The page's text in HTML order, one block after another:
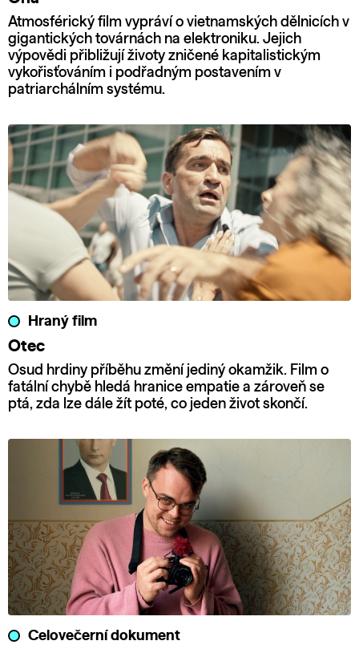
Atmosférický film vypráví o vietnamských dělnicích v
gigantických továrnách na elektroniku. Jejich
výpovědi přibližují životy zničené kapitalistickým
vykořisťováním i podřadným postavením v
patriarchálním systému.
Hraný film
Otec
Osud hrdiny příběhu změní jediný okamžik. Film o
fatální chybě hledá hranice empatie a zároveň se
ptá, zda lze dále žít poté, co jeden život skončí.
Celovečerní dokument